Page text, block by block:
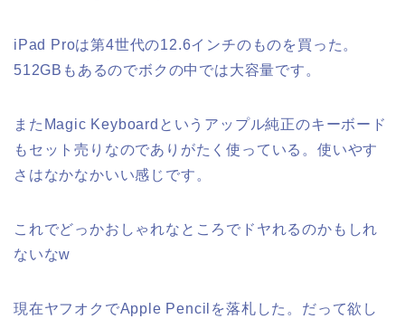
iPad Proは第4世代の12.6インチのものを買った。
512GBもあるのでボクの中では大容量です。
またMagic Keyboardというアップル純正のキーボード
もセット売りなのでありがたく使っている。使いやす
さはなかなかいい感じです。
これでどっかおしゃれなところでドヤれるのかもしれ
ないなw
現在ヤフオクでApple Pencilを落札した。だって欲し